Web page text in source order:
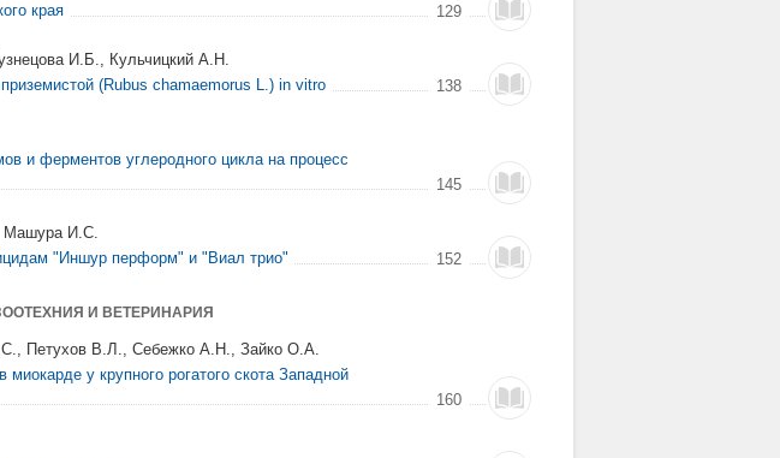
края
129
И.Б., Кульчицкий А.Н.
(Rubus chamaemorus L.) in vitro
138
и ферментов углеродного цикла на процесс
145
Машура И.С.
"Иншур перформ" и "Виал трио"
152
И ВЕТЕРИНАРИЯ
Петухов В.Л., Себежко А.Н., Зайко О.А.
у крупного рогатого скота Западной
160